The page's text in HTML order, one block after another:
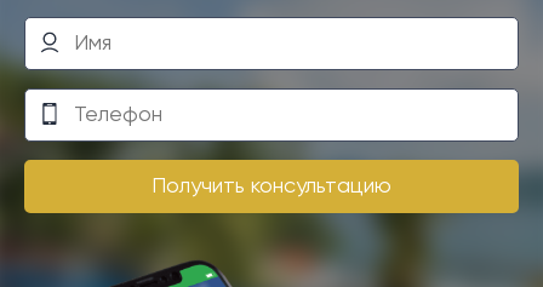
Получить консультацию